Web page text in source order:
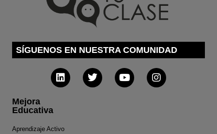
SÍGUENOS EN NUESTRA COMUNIDAD
Mejora
Educativa
Aprendizaje Activo